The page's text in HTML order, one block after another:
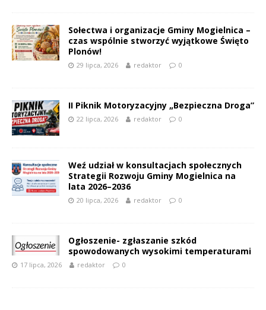
Sołectwa i organizacje Gminy Mogielnica –
czas wspólnie stworzyć wyjątkowe Święto
Plonów!
29 lipca, 2026 redaktor 0
II Piknik Motoryzacyjny „Bezpieczna Droga”
22 lipca, 2026 redaktor 0
Weź udział w konsultacjach społecznych
Strategii Rozwoju Gminy Mogielnica na
lata 2026–2036
20 lipca, 2026 redaktor 0
Ogłoszenie- zgłaszanie szkód
spowodowanych wysokimi temperaturami
17 lipca, 2026 redaktor 0